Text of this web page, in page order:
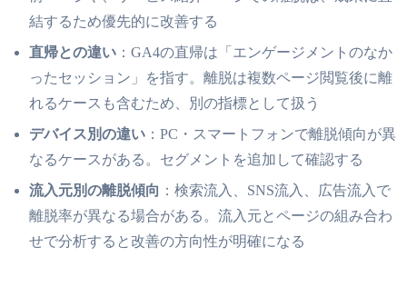
結するため優先的に改善する
直帰との違い ：GA4の直帰は「エンゲージメントのなか
ったセッション」を指す。離脱は複数ページ閲覧後に離
れるケースも含むため、別の指標として扱う
デバイス別の違い ：PC・スマートフォンで離脱傾向が異
なるケースがある。セグメントを追加して確認する
流入元別の離脱傾向 ：検索流入、SNS流入、広告流入で
離脱率が異なる場合がある。流入元とページの組み合わ
せで分析すると改善の方向性が明確になる